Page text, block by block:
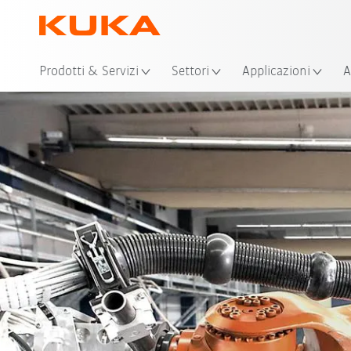
Prodotti & Servizi Settori Applicazioni